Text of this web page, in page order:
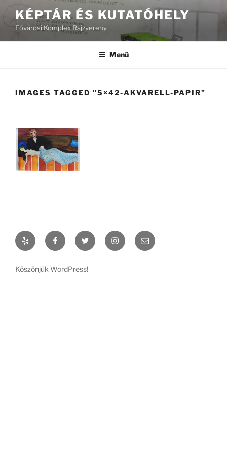
Tartalomhoz
KÉPTÁR ÉS KUTATÓHELY
Fővárosi Komplex Rajzvereny
Menü
IMAGES TAGGED "5×42-AKVARELL-PAPIR"
Yelp FacebookTwitter InstagramEmail
Köszönjük WordPress!